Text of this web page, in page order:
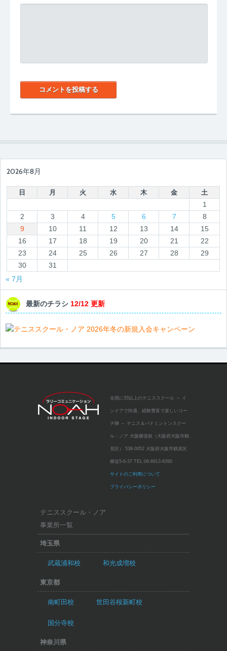
2026年8月
日 月 火 水 木 金 土
1
2
3 4 5 6 7
8
9
10 11 12 13 14
15
16
17 18 19 20 21
22
23
24 25 26 27 28
29
30
31
« 7月
最新のチラシ 12/12 更新
全国に35以上のテニススクール ～ イ
ンドアで快適、経験豊富で楽しいコー
チ陣 ～ テニス＆バドミントンスクー
ル・ノア 大阪横堤校（大阪府大阪市鶴
見区） 538-0052 大阪府大阪市鶴見区
横堤5-6-37 TEL:06-6913-8390
サイトのご利用について
プライバシーポリシー
テニススクール・ノア
事業所一覧
埼玉県
武蔵浦和校 和光成増校
東京都
南町田校 世田谷桜新町校
国分寺校
神奈川県